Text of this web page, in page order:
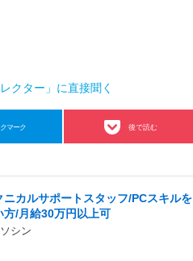
クター」に直接聞く
マーク 後で読む
ニカルサポートスタッフ/PCスキルを
方/月給30万円以上可
シン